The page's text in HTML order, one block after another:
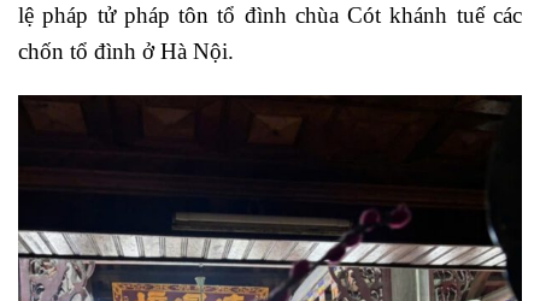
lệ pháp tử pháp tôn tổ đình chùa Cót khánh tuế các
chốn tổ đình ở Hà Nội.